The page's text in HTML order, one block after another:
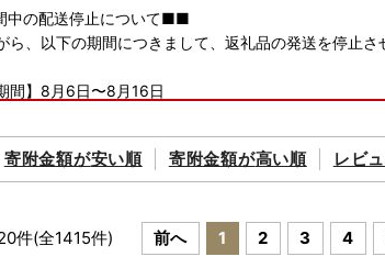
の配送停止について■■
ら、以下の期間につきまして、返礼品の発送を停止さ
間】8月6日〜8月16日
い、ポータルサイトに掲載の期日よりも、お届けまで
けいたしますが、何卒ご理解のほどお願い申し上げま
寄附金額が安い順 寄附金額が高い順 レビ
件(全1415件) 前へ 1 2 3 4